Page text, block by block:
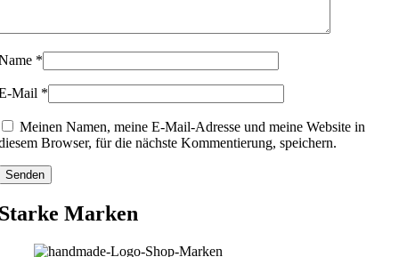
*
Mail *
Meinen Namen, meine E-Mail-Adresse und meine Website in
Browser, für die nächste Kommentierung, speichern.
Marken